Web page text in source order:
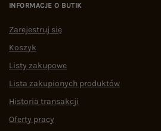
INFORMACJE O BUTIK
Zarejestruj się
Koszyk
Listy zakupowe
Lista zakupionych produktów
Historia transakcji
Oferty pracy